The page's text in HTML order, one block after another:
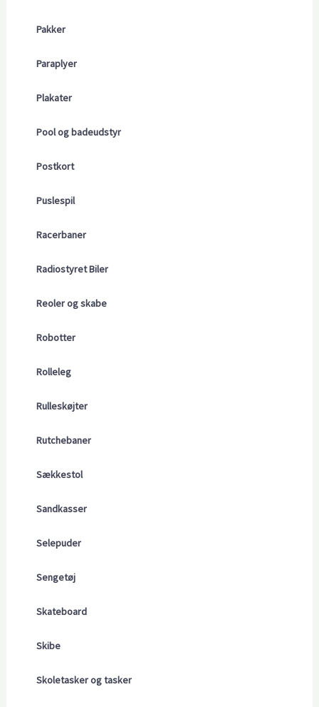
Pakker
Paraplyer
Plakater
Pool og badeudstyr
Postkort
Puslespil
Racerbaner
Radiostyret Biler
Reoler og skabe
Robotter
Rolleleg
Rulleskøjter
Rutchebaner
Sækkestol
Sandkasser
Selepuder
Sengetøj
Skateboard
Skibe
Skoletasker og tasker